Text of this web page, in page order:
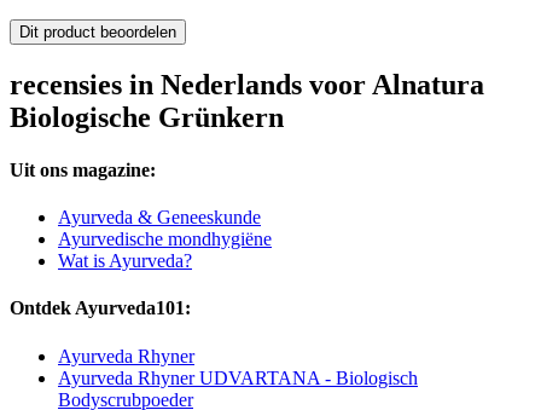
Dit product beoordelen
recensies in Nederlands voor Alnatura
Biologische Grünkern
Uit ons magazine:
Ayurveda & Geneeskunde
Ayurvedische mondhygiëne
Wat is Ayurveda?
Ontdek Ayurveda101:
Ayurveda Rhyner
Ayurveda Rhyner UDVARTANA - Biologisch
Bodyscrubpoeder